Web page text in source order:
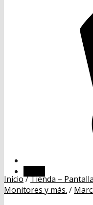
Inicio /Tienda –
Monitores y más. /